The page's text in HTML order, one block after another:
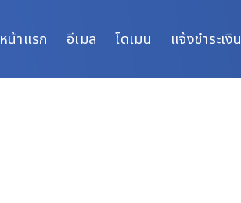
หน้าแรก อีเมล โดเมน แจ้งชำระเงิน